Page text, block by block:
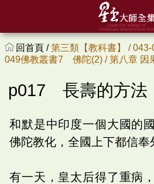
回首頁 /第三類【教科書】 /043-
049佛教叢書7 佛陀(2) /第八章 因
p017 長壽的方法
和默是中印度一個大國的
佛陀教化，全國上下都信奉
有一天，皇太后得了重病